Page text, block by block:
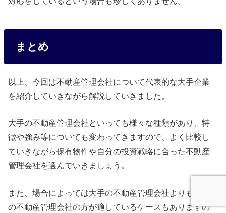
まとめ
以上、今回は不動産管理会社について代表的な大手企業
を紹介していきながら解説していきました。
大手の不動産管理会社といっても様々な種類があり、特
徴や強み等についても変わってきますので、よく比較し
ていきながら保有物件や自分の投資戦略に合った不動産
管理会社を選んでいきましょう。
また、場合によっては大手の不動産管理会社よりも地元
の不動産管理会社の方が適しているケースもありますの